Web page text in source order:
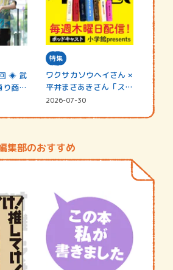
◈ 武
り商店
特集
ワクサカソウヘイさん ×
平井まさあきさん「スペ
シャ…
2026-07-30
集部のおすすめ